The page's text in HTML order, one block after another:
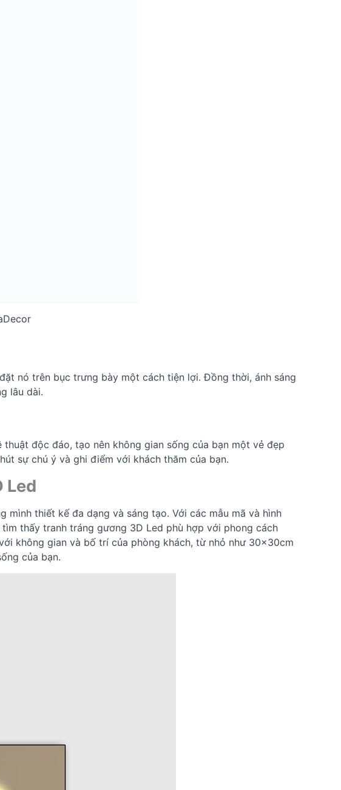
nó trên bục trưng bày một cách tiện lợi. Đồng thời, ánh sáng
lâu dài.
độc đáo, tạo nên không gian sống của bạn một vẻ đẹp
sự chú ý và ghi điểm với khách thăm của bạn.
Led
thiết kế đa dạng và sáng tạo. Với các mẫu mã và hình
thấy tranh tráng gương 3D Led phù hợp với phong cách
không gian và bố trí của phòng khách, từ nhỏ như 30x30cm
của bạn.